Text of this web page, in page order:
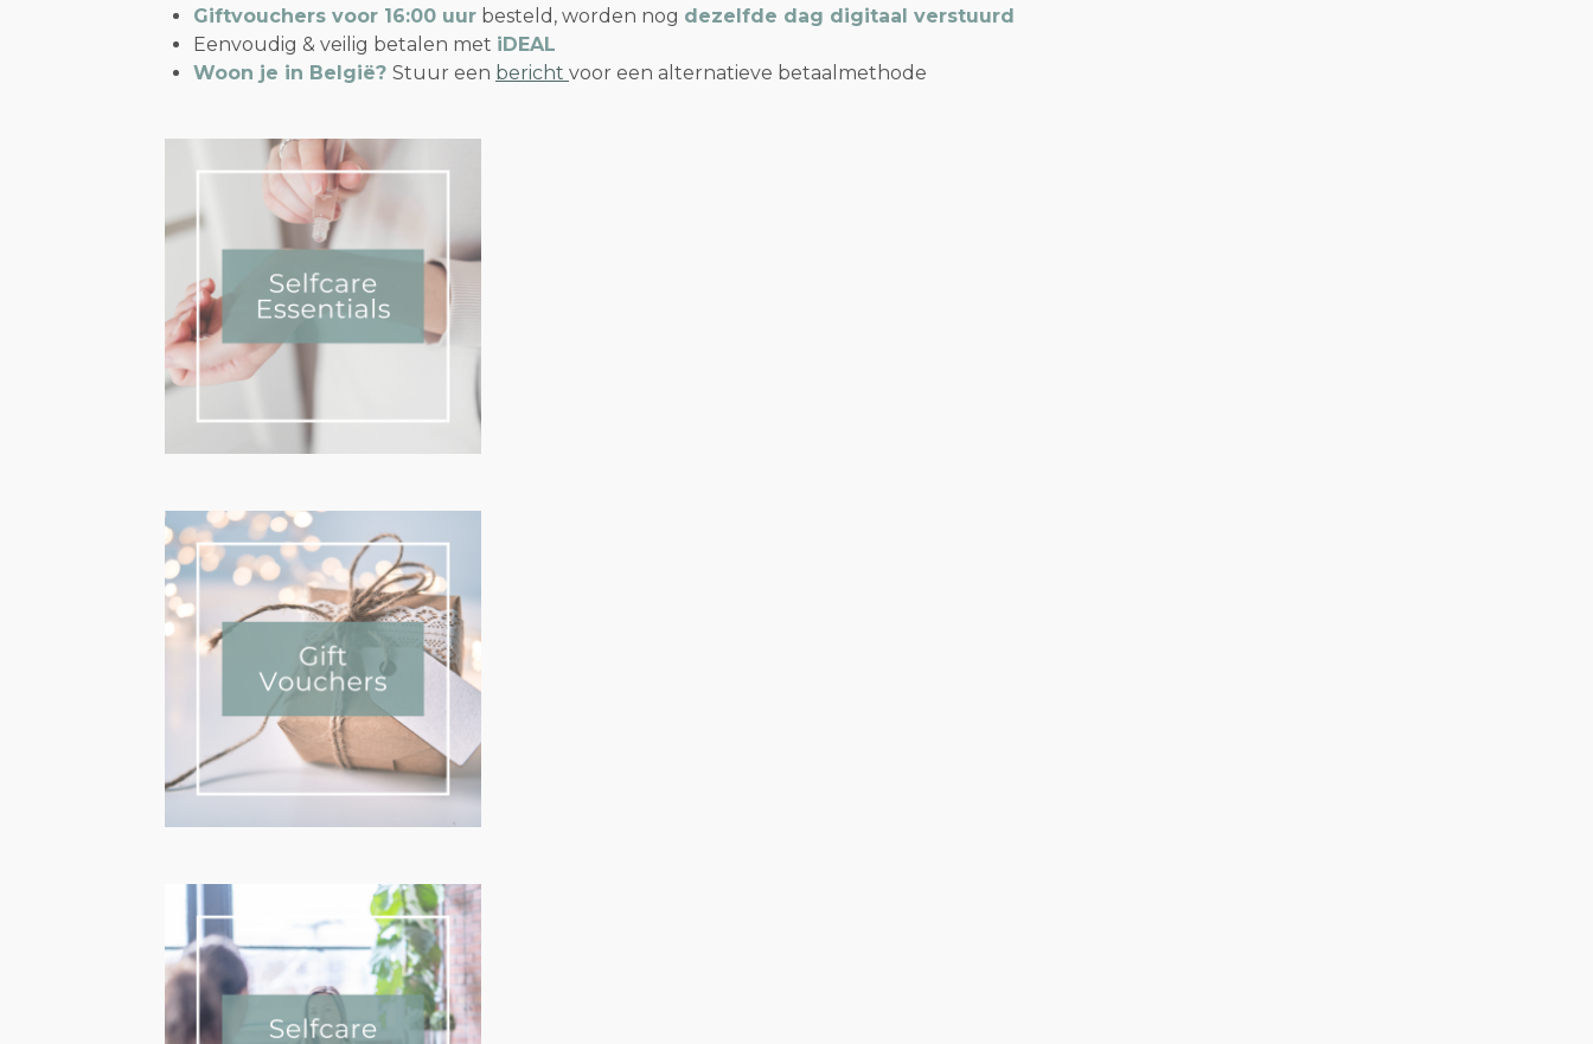
Giftvouchers voor 16:00 uur besteld, worden nog dezelfde dag digitaal verstuurd
Eenvoudig & veilig betalen met iDEAL
Woon je in België? Stuur een bericht voor een alternatieve betaalmethode